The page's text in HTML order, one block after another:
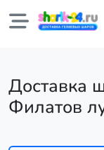
Доставка
Филатов